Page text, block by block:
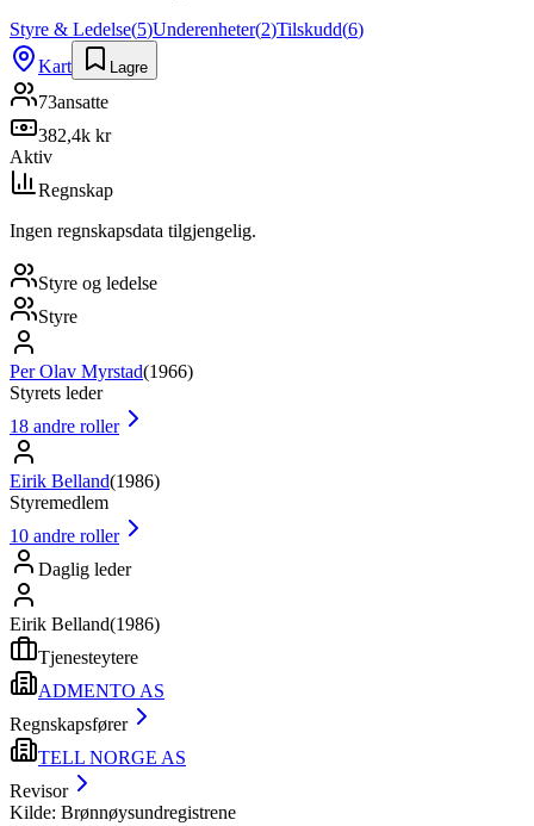
Styre & Ledelse(5)Underenheter(2)Tilskudd(6)
Kart
Lagre
73ansatte
382,4k kr
Aktiv
Regnskap
Ingen regnskapsdata tilgjengelig.
Styre og ledelse
Styre
Per Olav Myrstad(1966)
Styrets leder
18 andre roller
Eirik Belland(1986)
Styremedlem
10 andre roller
Daglig leder
Eirik Belland(1986)
Tjenesteytere
ADMENTO AS
Regnskapsfører
TELL NORGE AS
Revisor
Kilde: Brønnøysundregistrene